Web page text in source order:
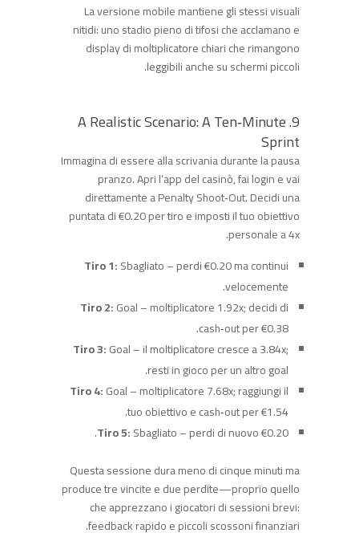
La versione mobile mantiene gli stessi visuali
nitidi: uno stadio pieno di tifosi che acclamano e
display di moltiplicatore chiari che rimangono
leggibili anche su schermi piccoli.
9. A Realistic Scenario: A Ten‑Minute
Sprint
Immagina di essere alla scrivania durante la pausa
pranzo. Apri l’app del casinò, fai login e vai
direttamente a Penalty Shoot‑Out. Decidi una
puntata di €0.20 per tiro e imposti il tuo obiettivo
personale a 4x.
Tiro 1:Sbagliato – perdi €0.20 ma continui
velocemente.
Tiro 2:Goal – moltiplicatore 1.92x; decidi di
cash‑out per €0.38.
Tiro 3:Goal – il moltiplicatore cresce a 3.84x;
resti in gioco per un altro goal.
Tiro 4:Goal – moltiplicatore 7.68x; raggiungi il
tuo obiettivo e cash‑out per €1.54.
Tiro 5:Sbagliato – perdi di nuovo €0.20.
Questa sessione dura meno di cinque minuti ma
produce tre vincite e due perdite—proprio quello
che apprezzano i giocatori di sessioni brevi:
feedback rapido e piccoli scossoni finanziari.